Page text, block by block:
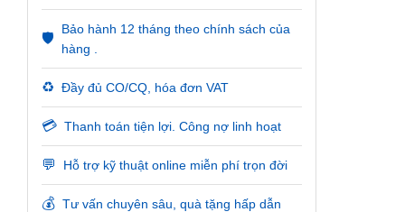
🛡️
Bảo hành 12 tháng theo chính sách của
hàng .
♻️ Đầy đủ CO/CQ, hóa đơn VAT
💳 Thanh toán tiện lợi. Công nợ linh hoạt
💬 Hỗ trợ kỹ thuật online miễn phí trọn đời
💰 Tư vấn chuyên sâu, quà tặng hấp dẫn